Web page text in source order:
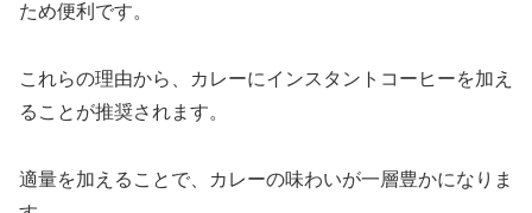
ため便利です。
これらの理由から、カレーにインスタントコーヒーを加え
ることが推奨されます。
適量を加えることで、カレーの味わいが一層豊かになりま